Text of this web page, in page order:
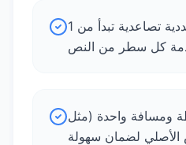
يتم إنشاء متتابعة عددية تصاعدية تبدأ من 1
ومسافة واحدة (مثل
الأصلي لضمان سهولة